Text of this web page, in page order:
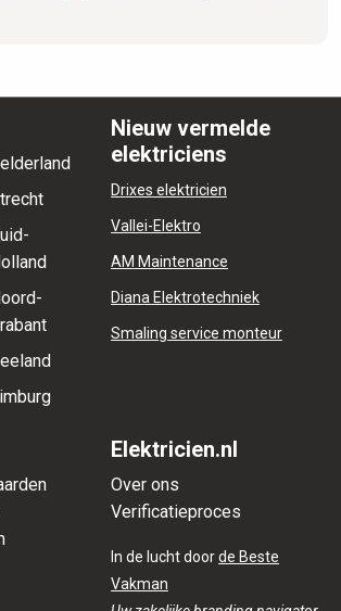
Nieuw vermelde
elektriciens
Drixes elektricien
Vallei-Elektro
AM Maintenance
Diana Elektrotechniek
Smaling service monteur
Elektricien.nl
Over ons
Verificatieproces
In de lucht doorde Beste
Vakman